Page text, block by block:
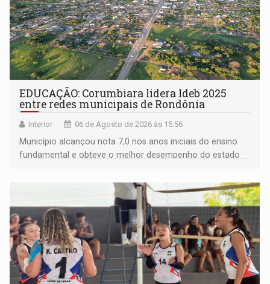
EDUCAÇÃO: Corumbiara lidera Ideb 2025
entre redes municipais de Rondônia
Interior 06 de Agosto de 2026 às 15:56
Município alcançou nota 7,0 nos anos iniciais do ensino
fundamental e obteve o melhor desempenho do estado